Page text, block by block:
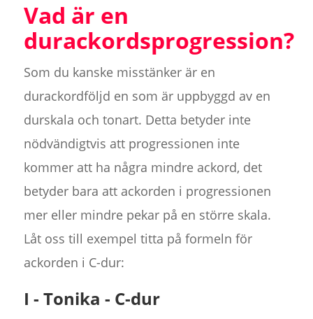
Vad är en
durackordsprogression?
Som du kanske misstänker är en
durackordföljd en som är uppbyggd av en
durskala och tonart. Detta betyder inte
nödvändigtvis att progressionen inte
kommer att ha några mindre ackord, det
betyder bara att ackorden i progressionen
mer eller mindre pekar på en större skala.
Låt oss till exempel titta på formeln för
ackorden i C-dur:
I - Tonika - C-dur